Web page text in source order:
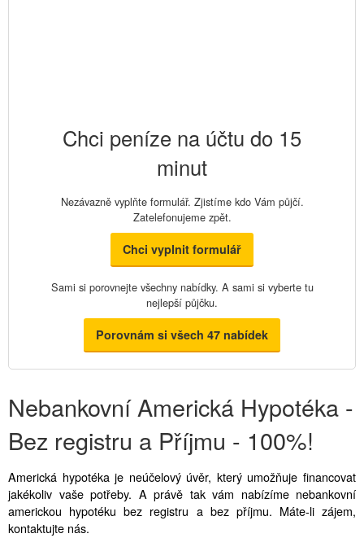
Chci peníze na účtu do 15
minut
Nezávazně vyplňte formulář. Zjistíme kdo Vám půjčí.
Zatelefonujeme zpět.
Chci vyplnit formulář
Sami si porovnejte všechny nabídky. A sami si vyberte tu
nejlepší půjčku.
Porovnám si všech 47 nabídek
Nebankovní Americká Hypotéka -
Bez registru a Příjmu - 100%!
Americká hypotéka je neúčelový úvěr, který umožňuje financovat
jakékoliv vaše potřeby. A právě tak vám nabízíme nebankovní
americkou hypotéku bez registru a bez příjmu. Máte-li zájem,
kontaktujte nás.